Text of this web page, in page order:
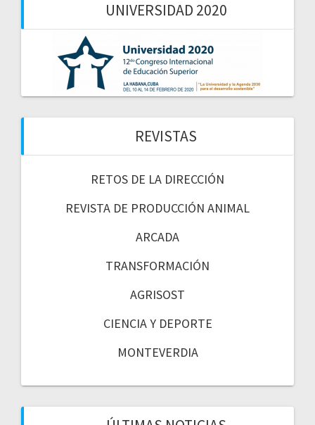
UNIVERSIDAD 2020
REVISTAS
RETOS DE LA DIRECCIÓN
REVISTA DE PRODUCCIÓN ANIMAL
ARCADA
TRANSFORMACIÓN
AGRISOST
CIENCIA Y DEPORTE
MONTEVERDIA